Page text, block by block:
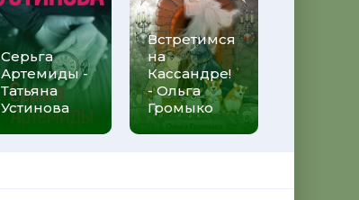
Серьга
Артемиды -
Татьяна
Устинова
Встретимся
на
Кассандре!
- Ольга
Громыко